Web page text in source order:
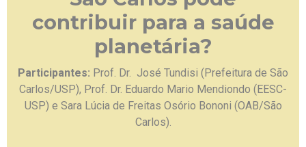
contribuir para a saúde
planetária?
Participantes: Prof. Dr. José Tundisi (Prefeitura de São
Carlos/USP), Prof. Dr. Eduardo Mario Mendiondo (EESC-
USP) e Sara Lúcia de Freitas Osório Bononi (OAB/São
Carlos).